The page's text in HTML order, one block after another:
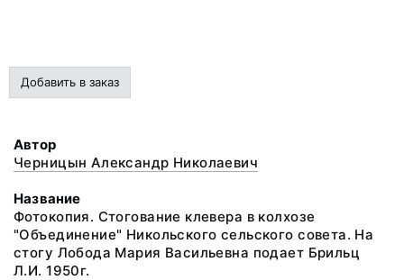
Добавить в заказ
Автор
Черницын Александр Николаевич
Название
Фотокопия. Стогование клевера в колхозе
"Объединение" Никольского сельского совета. На
стогу Лобода Мария Васильевна подает Брильц
Л.И. 1950г.